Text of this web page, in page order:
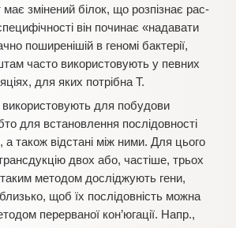
змінений білок, що розпізнає pac-
він починає «надавати
поширенішій в геномі бактерії,
часто використовують у певних
для яких потрібна Т.
для побудови
для встановлення послідовності
а також відстані між ними. Для цього
двох або, частіше, трьох
методом досліджують гени,
щоб їх послідовність можна
перерваної кон’югації. Напр.,